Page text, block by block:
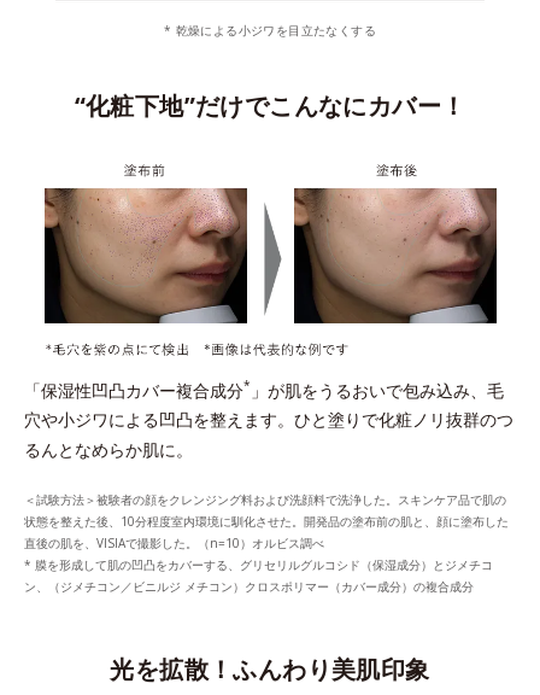
* 乾燥による小ジワを目立たなくする
“化粧下地”だけでこんなにカバー！
「保湿性凹凸カバー複合成分* 」が肌をうるおいで包み込み、毛
穴や小ジワによる凹凸を整えます。ひと塗りで化粧ノリ抜群のつ
るんとなめらか肌に。
＜試験方法＞被験者の顔をクレンジング料および洗顔料で洗浄した。スキンケア品で肌の
状態を整えた後、10分程度室内環境に馴化させた。開発品の塗布前の肌と、顔に塗布した
直後の肌を、VISIAで撮影した。（n=10）オルビス調べ
* 膜を形成して肌の凹凸をカバーする、グリセリルグルコシド（保湿成分）とジメチコ
ン、（ジメチコン／ビニルジ メチコン）クロスポリマー（カバー成分）の複合成分
光を拡散！ふんわり美肌印象